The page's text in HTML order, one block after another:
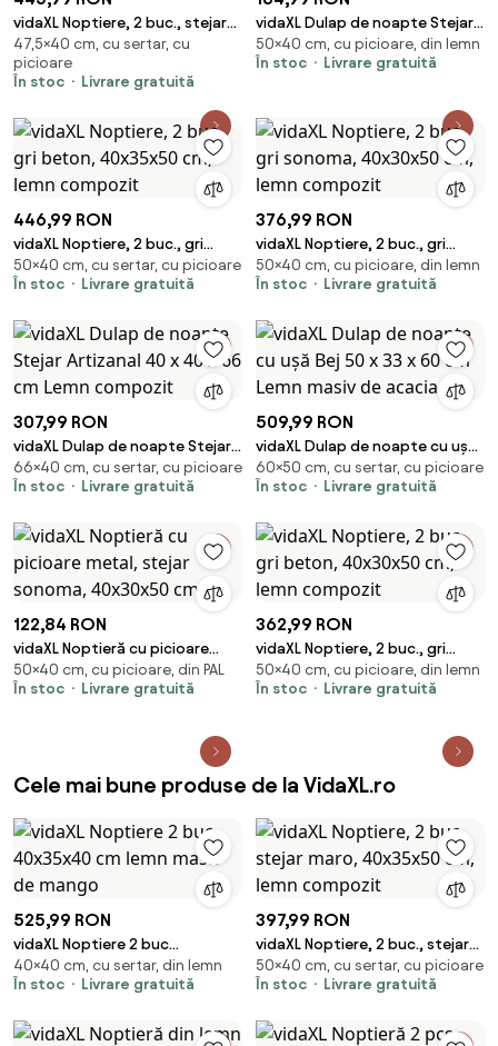
vidaXL Noptiere, 2 buc., stejar
sonoma, 40x35x47,5 cm, lemn
compozit
47,5×40 cm, cu sertar, cu
picioare
În stoc
Livrare gratuită
vidaXL Dulap de noapte Stejar
Artizanal 40 x 30 x 50 cm Lemn
compozit
50×40 cm, cu picioare, din lemn
În stoc
Livrare gratuită
446,99 RON
vidaXL Noptiere, 2 buc., gri
beton, 40x35x50 cm, lemn
compozit
50×40 cm, cu sertar, cu picioare
În stoc
Livrare gratuită
376,99 RON
vidaXL Noptiere, 2 buc., gri
sonoma, 40x30x50 cm, lemn
compozit
50×40 cm, cu picioare, din lemn
În stoc
Livrare gratuită
307,99 RON
vidaXL Dulap de noapte Stejar
Artizanal 40 x 40 x 66 cm Lemn
compozit
66×40 cm, cu sertar, cu picioare
În stoc
Livrare gratuită
509,99 RON
vidaXL Dulap de noapte cu ușă
Bej 50 x 33 x 60 cm Lemn masiv
de acacia
60×50 cm, cu sertar, cu picioare
În stoc
Livrare gratuită
122,84 RON
vidaXL Noptieră cu picioare
metal, stejar sonoma,
40x30x50 cm
50×40 cm, cu picioare, din PAL
În stoc
Livrare gratuită
362,99 RON
vidaXL Noptiere, 2 buc., gri
beton, 40x30x50 cm, lemn
compozit
50×40 cm, cu picioare, din lemn
În stoc
Livrare gratuită
Cele mai bune produse de la VidaXL.ro
525,99 RON
vidaXL Noptiere 2 buc
40x35x40 cm lemn masiv de
mango
40×40 cm, cu sertar, din lemn
În stoc
Livrare gratuită
397,99 RON
vidaXL Noptiere, 2 buc., stejar
maro, 40x35x50 cm, lemn
compozit
50×40 cm, cu sertar, cu picioare
În stoc
Livrare gratuită